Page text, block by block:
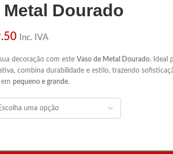
Metal Dourado
Inc. IVA
decoração com este Vaso de Metal Dourado. Ideal
combina durabilidade e estilo, trazendo
pequeno e grande.